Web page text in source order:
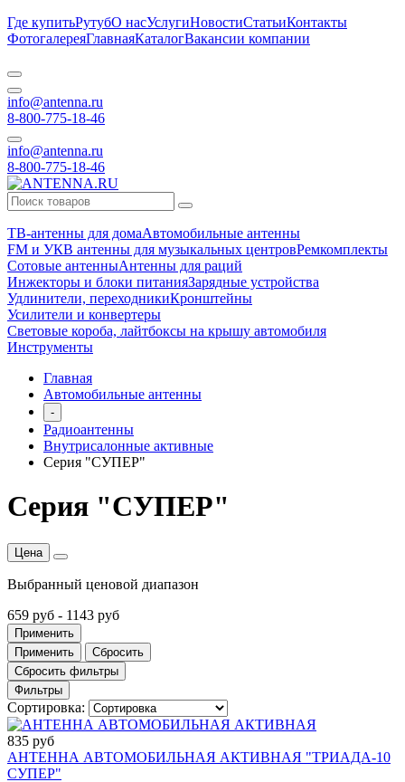
Где купитьРутубО насУслугиНовостиСтатьиКонтакты
ФотогалереяГлавнаяКаталогВакансии компании
info@antenna.ru
8-800-775-18-46
info@antenna.ru
8-800-775-18-46
ТВ-антенны для домаАвтомобильные антенны
FM и УКВ антенны для музыкальных центровРемкомплекты
Сотовые антенныАнтенны для раций
Инжекторы и блоки питанияЗарядные устройства
Удлинители, переходникиКронштейны
Усилители и конвертеры
Световые короба, лайтбоксы на крышу автомобиля
Инструменты
Главная
Автомобильные антенны
-
Радиоантенны
Внутрисалонные активные
Серия "СУПЕР"
Серия "СУПЕР"
Цена
Выбранный ценовой диапазон
659 руб - 1143 руб
Применить
Применить
Сбросить
Сбросить фильтры
Фильтры
Сортировка:
835 руб
АНТЕННА АВТОМОБИЛЬНАЯ АКТИВНАЯ "ТРИАДА-10
СУПЕР"